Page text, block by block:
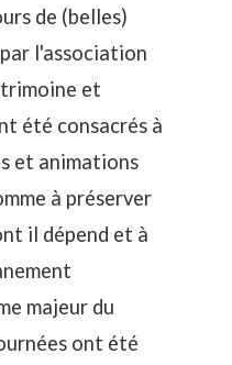
de (belles)
l'association
et
été consacrés à
et animations
à préserver
il dépend et à
majeur du
ont été